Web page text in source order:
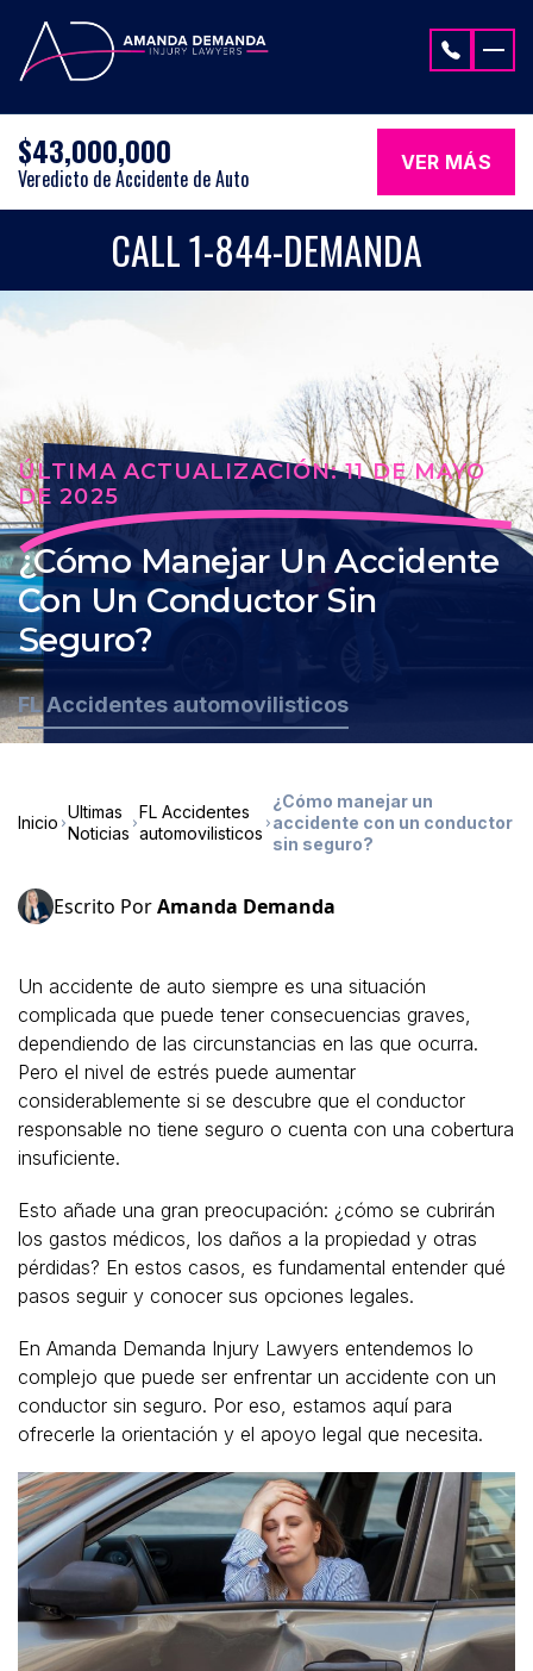
$43,000,000
Veredicto de Accidente de Auto
VER MÁS
CALL 1-844-DEMANDA
ÚLTIMA ACTUALIZACIÓN: 11 DE MAYO
DE 2025
¿Cómo Manejar Un Accidente
Con Un Conductor Sin
Seguro?
FL Accidentes automovilisticos
Inicio
Ultimas
Noticias
FL Accidentes
automovilisticos
¿Cómo manejar un
accidente con un conductor
sin seguro?
Escrito PorAmanda Demanda
Un accidente de auto siempre es una situación
complicada que puede tener consecuencias graves,
dependiendo de las circunstancias en las que ocurra.
Pero el nivel de estrés puede aumentar
considerablemente si se descubre que el conductor
responsable no tiene seguro o cuenta con una cobertura
insuficiente.
Esto añade una gran preocupación: ¿cómo se cubrirán
los gastos médicos, los daños a la propiedad y otras
pérdidas? En estos casos, es fundamental entender qué
pasos seguir y conocer sus opciones legales.
En Amanda Demanda Injury Lawyers entendemos lo
complejo que puede ser enfrentar un accidente con un
conductor sin seguro. Por eso, estamos aquí para
ofrecerle la orientación y el apoyo legal que necesita.